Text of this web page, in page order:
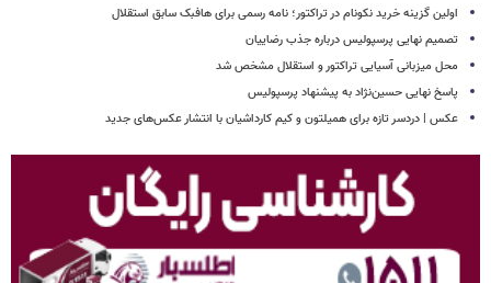
اولین گزینه خرید نکونام در تراکتور؛ نامه رسمی برای هافبک سابق استقلال
تصمیم نهایی پرسپولیس درباره جذب رضاییان
محل میزبانی آسیایی تراکتور و استقلال مشخص شد
پاسخ نهایی حسین‌نژاد به پیشنهاد پرسپولیس
عکس | دردسر تازه برای همیلتون و کیم کارداشیان با انتشار عکس‌های جدید